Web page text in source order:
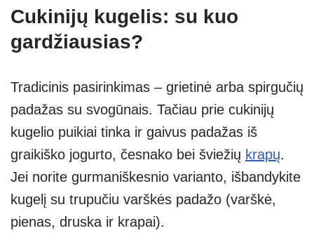
Cukinijų kugelis: su kuo
gardžiausias?
Tradicinis pasirinkimas – grietinė arba spirgučių
padažas su svogūnais. Tačiau prie cukinijų
kugelio puikiai tinka ir gaivus padažas iš
graikiško jogurto, česnako bei šviežių krapų.
Jei norite gurmaniškesnio varianto, išbandykite
kugelį su trupučiu varškės padažo (varškė,
pienas, druska ir krapai).